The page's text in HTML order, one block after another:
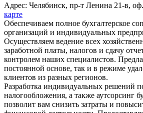
Адрес: Челябинск, пр-т Ленина 21-в,
карте
Обеспечиваем полное бухгалтерское
организаций и индивидуальных
Осуществляем ведение всех
заработной платы, налогов и сдачу
контролем наших специалистов.
постоянной основе, так и в режиме
клиентов из разных регионов.
Разработка индивидуальных решений
налогообложения, а также аутсорсинг
позволит вам снизить затраты и